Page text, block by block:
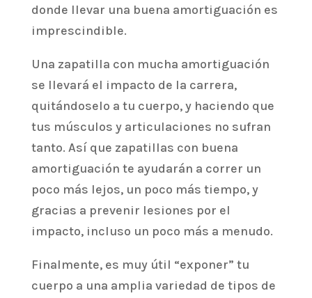
donde llevar una buena amortiguación es
imprescindible.
Una zapatilla con mucha amortiguación
se llevará el impacto de la carrera,
quitándoselo a tu cuerpo, y haciendo que
tus músculos y articulaciones no sufran
tanto. Así que zapatillas con buena
amortiguación te ayudarán a correr un
poco más lejos, un poco más tiempo, y
gracias a prevenir lesiones por el
impacto, incluso un poco más a menudo.
Finalmente, es muy útil “exponer” tu
cuerpo a una amplia variedad de tipos de